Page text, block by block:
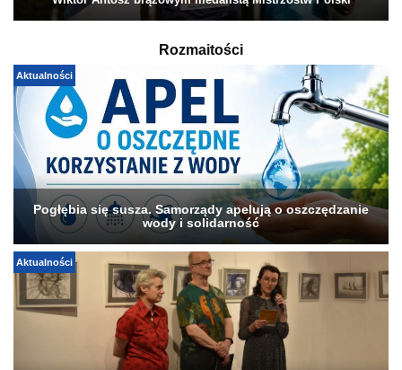
Rozmaitości
Aktualności
Pogłębia się susza. Samorządy apelują o oszczędzanie
wody i solidarność
Aktualności